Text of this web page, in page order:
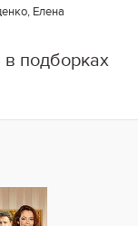
Елена
подборках